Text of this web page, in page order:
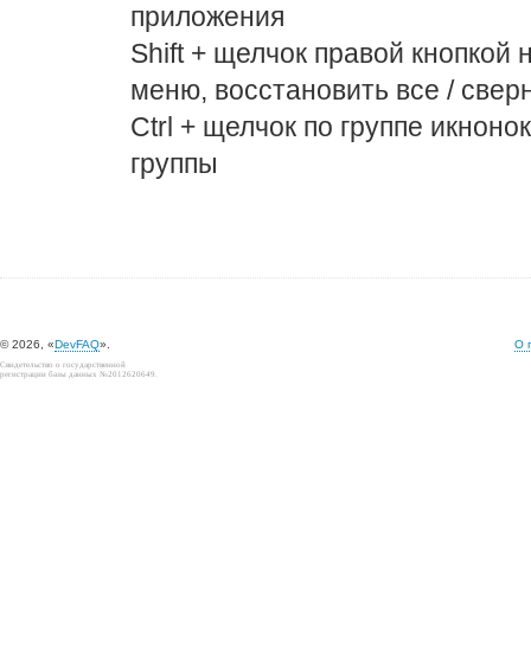
приложения
Shift + щелчок правой кнопкой
меню, восстановить все /
Ctrl + щелчок по группе
группы
© 2026, «DevFAQ». О
Свидетельство о государственной
регистрации базы данных №2012620649.